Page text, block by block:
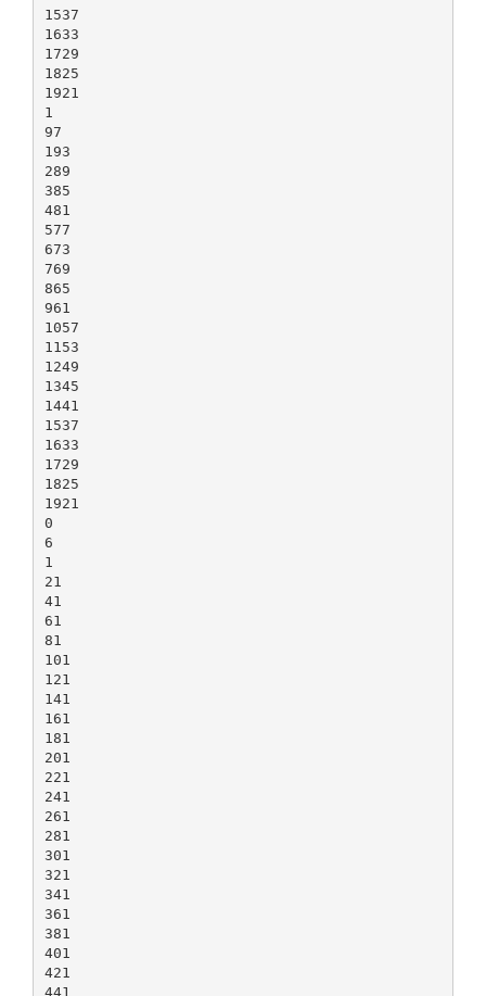
1537
1633
1729
1825
1921
1
97
193
289
385
481
577
673
769
865
961
1057
1153
1249
1345
1441
1537
1633
1729
1825
1921
0
6
1
21
41
61
81
101
121
141
161
181
201
221
241
261
281
301
321
341
361
381
401
421
441